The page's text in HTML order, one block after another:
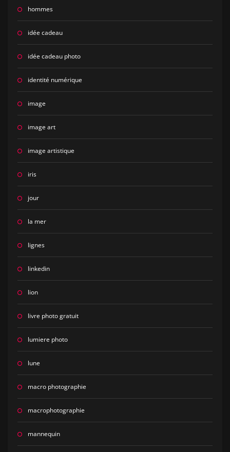
hommes
idée cadeau
idée cadeau photo
identité numérique
image
image art
image artistique
iris
jour
la mer
lignes
linkedin
lion
livre photo gratuit
lumiere photo
lune
macro photographie
macrophotographie
mannequin